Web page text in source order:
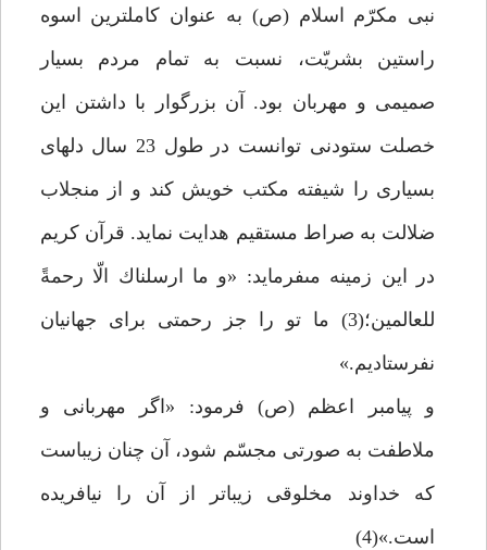
نبى مكرّم اسلام (ص) به عنوان كامل‏ترين اسوه
راستين بشريّت، نسبت به تمام مردم بسيار
صميمى و مهربان بود. آن بزرگوار با داشتن اين
خصلت ستودنى توانست در طول 23 سال دل‏هاى
بسيارى را شيفته مكتب خويش كند و از منجلاب
ضلالت به صراط مستقيم هدايت نمايد. قرآن كريم
در اين زمينه مى‏فرمايد: «و ما ارسلناك الّا رحمةً
للعالمين؛(3) ما تو را جز رحمتى براى جهانيان
نفرستاديم.»
و پيامبر اعظم (ص) فرمود: «اگر مهربانى و
ملاطفت به صورتى مجسّم شود، آن چنان زيباست
كه خداوند مخلوقى زيباتر از آن را نيافريده
است.»(4)